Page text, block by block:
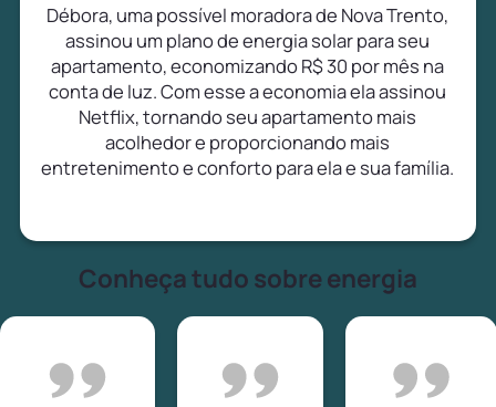
Débora, uma possível moradora de Nova Trento,
assinou um plano de energia solar para seu
apartamento, economizando R$ 30 por mês na
conta de luz. Com esse a economia ela assinou
Netflix, tornando seu apartamento mais
acolhedor e proporcionando mais
entretenimento e conforto para ela e sua família.
Conheça tudo sobre energia